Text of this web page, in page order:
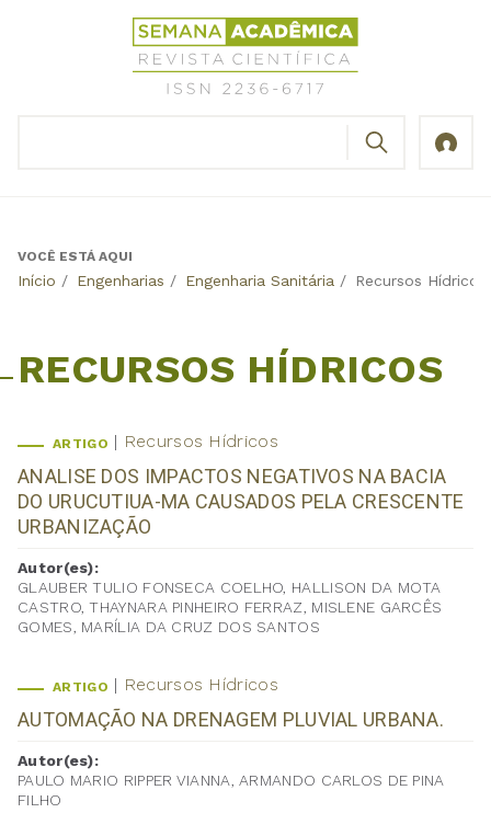
Revista
Científica
Semana
Back
VOCÊ ESTÁ AQUI
Início / Engenharias / Engenharia Sanitária / Recursos Hídricos
RECURSOS HÍDRICOS
ARTIGO Recursos Hídricos
ANALISE DOS IMPACTOS NEGATIVOS NA BACIA
DO URUCUTIUA-MA CAUSADOS PELA CRESCENTE
URBANIZAÇÃO
Autor(es):
GLAUBER TULIO FONSECA COELHO, HALLISON DA MOTA
CASTRO, THAYNARA PINHEIRO FERRAZ, MISLENE GARCÊS
GOMES, MARÍLIA DA CRUZ DOS SANTOS
ARTIGO Recursos Hídricos
AUTOMAÇÃO NA DRENAGEM PLUVIAL URBANA.
Autor(es):
PAULO MARIO RIPPER VIANNA, ARMANDO CARLOS DE PINA
FILHO